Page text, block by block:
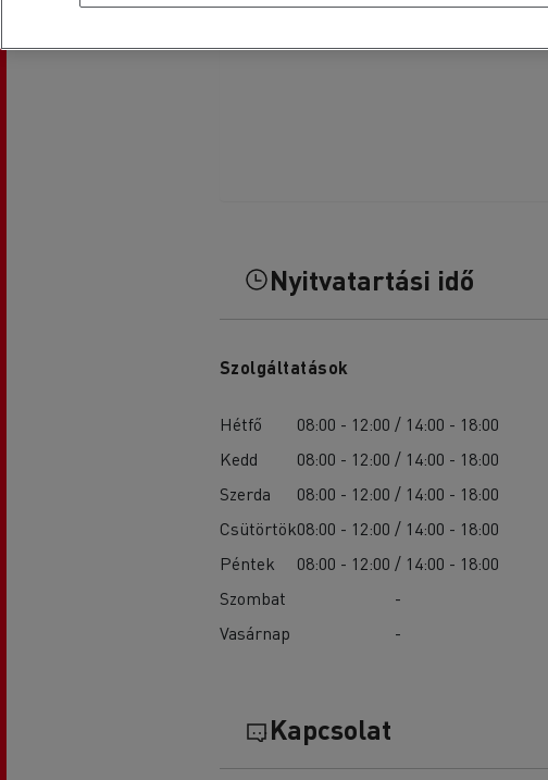
Nyitvatartási idő
Szolgáltatások
Hétfő
08:00 - 12:00 / 14:00 - 18:00
Kedd
08:00 - 12:00 / 14:00 - 18:00
Szerda
08:00 - 12:00 / 14:00 - 18:00
Csütörtök08:00 - 12:00 / 14:00 - 18:00
Péntek
08:00 - 12:00 / 14:00 - 18:00
Szombat
-
Vasárnap
-
Kapcsolat